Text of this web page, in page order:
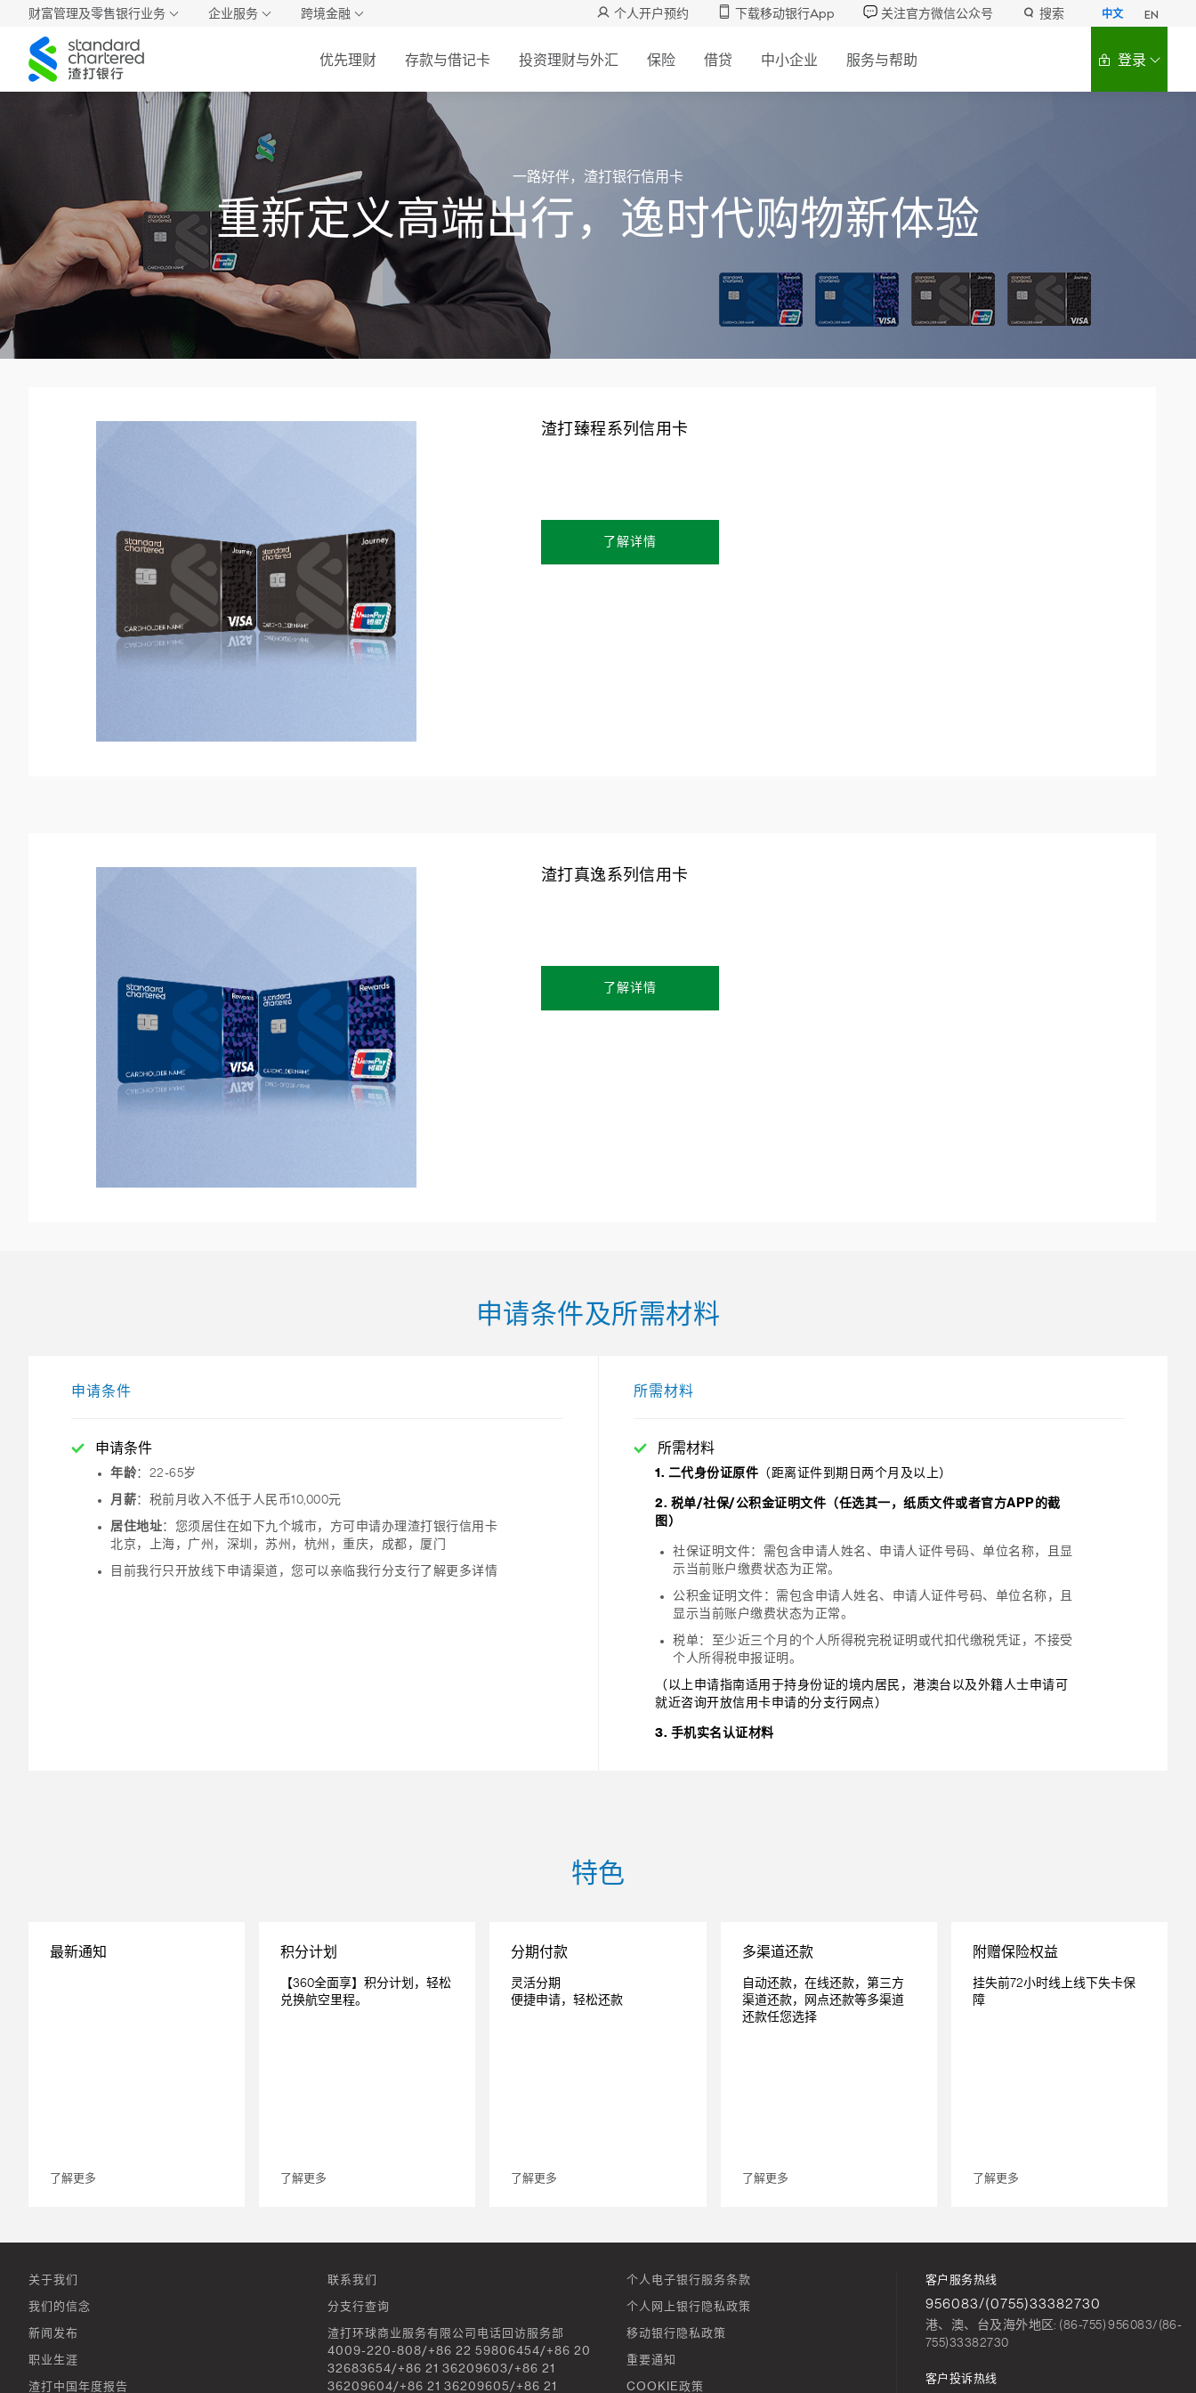
财富管理及零售银行业务 企业服务 跨境金融 个人开户预约 下载移动银行App 关注官方微信公众号 搜索 中文 EN
渣
打
中
国
优先理财 存款与借记卡 投资理财与外汇 保险 借贷 中小企业 服务与帮助 登录
一路好伴，渣打银行信用卡
重新定义高端出行，逸时代购物新体验
渣打臻程系列信用卡
了解详情
渣打真逸系列信用卡
了解详情
申请条件及所需材料
申请条件
申请条件
年龄：22-65岁
月薪：税前月收入不低于人民币10,000元
居住地址：您须居住在如下九个城市，方可申请办理渣打银行信用卡
北京，上海，广州，深圳，苏州，杭州，重庆，成都，厦门
目前我行只开放线下申请渠道，您可以亲临我行分支行了解更多详情
所需材料
所需材料
1. 二代身份证原件 （距离证件到期日两个月及以上）
2. 税单/社保/公积金证明文件（任选其一，纸质文件或者官方APP的截
图）
社保证明文件：需包含申请人姓名、申请人证件号码、单位名称，且显
示当前账户缴费状态为正常。
公积金证明文件：需包含申请人姓名、申请人证件号码、单位名称，且
显示当前账户缴费状态为正常。
税单：至少近三个月的个人所得税完税证明或代扣代缴税凭证，不接受
个人所得税申报证明。
（以上申请指南适用于持身份证的境内居民，港澳台以及外籍人士申请可
就近咨询开放信用卡申请的分支行网点）
3. 手机实名认证材料
特色
最新通知
了解更多
积分计划
【360全面享】积分计划，轻松
兑换航空里程。
了解更多
分期付款
灵活分期
便捷申请，轻松还款
了解更多
多渠道还款
自动还款，在线还款，第三方
渠道还款，网点还款等多渠道
还款任您选择
了解更多
附赠保险权益
挂失前72小时线上线下失卡保
障
了解更多
关于我们
我们的信念
新闻发布
职业生涯
渣打中国年度报告
联系我们
分支行查询
渣打环球商业服务有限公司电话回访服务部
4009-220-808/+86 22 59806454/+86 20
32683654/+86 21 36209603/+86 21
36209604/+86 21 36209605/+86 21
个人电子银行服务条款
个人网上银行隐私政策
移动银行隐私政策
重要通知
COOKIE政策
客户服务热线
956083/(0755)33382730
港、澳、台及海外地区: (86-755) 956083/(86-
755)33382730
客户投诉热线